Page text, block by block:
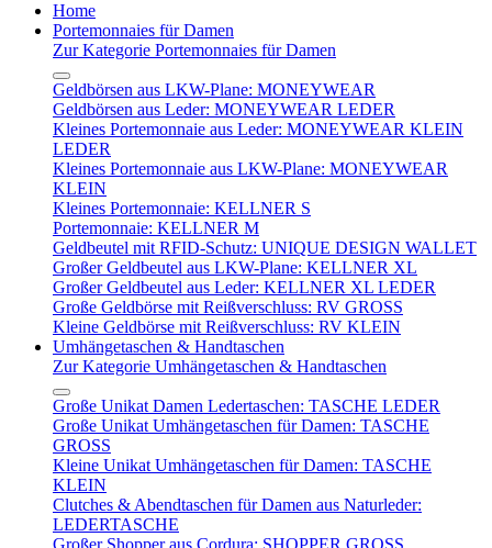
Home
Portemonnaies für Damen
Zur Kategorie Portemonnaies für Damen
Geldbörsen aus LKW-Plane: MONEYWEAR
Geldbörsen aus Leder: MONEYWEAR LEDER
Kleines Portemonnaie aus Leder: MONEYWEAR KLEIN
LEDER
Kleines Portemonnaie aus LKW-Plane: MONEYWEAR
KLEIN
Kleines Portemonnaie: KELLNER S
Portemonnaie: KELLNER M
Geldbeutel mit RFID-Schutz: UNIQUE DESIGN WALLET
Großer Geldbeutel aus LKW-Plane: KELLNER XL
Großer Geldbeutel aus Leder: KELLNER XL LEDER
Große Geldbörse mit Reißverschluss: RV GROSS
Kleine Geldbörse mit Reißverschluss: RV KLEIN
Umhängetaschen & Handtaschen
Zur Kategorie Umhängetaschen & Handtaschen
Große Unikat Damen Ledertaschen: TASCHE LEDER
Große Unikat Umhängetaschen für Damen: TASCHE
GROSS
Kleine Unikat Umhängetaschen für Damen: TASCHE
KLEIN
Clutches & Abendtaschen für Damen aus Naturleder:
LEDERTASCHE
Großer Shopper aus Cordura: SHOPPER GROSS